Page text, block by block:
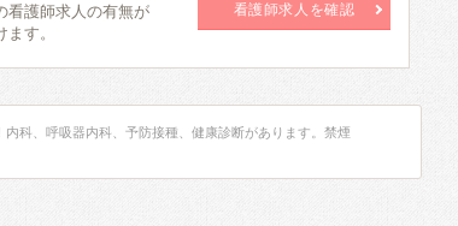
看護師求人の有無が
す。
看護師求人を確認
科、呼吸器内科、予防接種、健康診断があります。禁煙